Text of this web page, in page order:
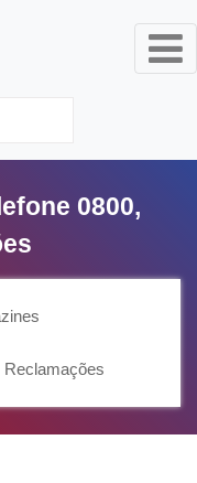
0800,
Reclamações